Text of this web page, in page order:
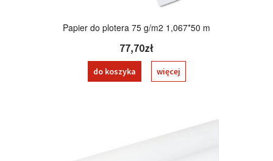
Papier do plotera 75 g/m2 1,067*50 m
77,70zł
do koszyka więcej